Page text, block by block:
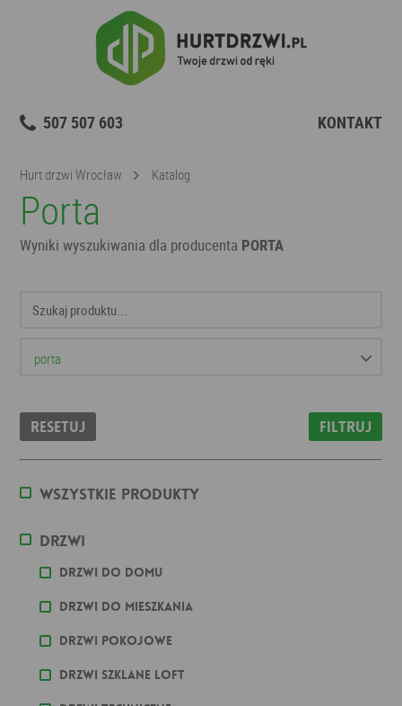
507 507 603 KONTAKT
Hurt drzwi Wrocław Katalog
Porta
Wyniki wyszukiwania dla producenta PORTA
Resetuj Filtruj
Wszystkie produkty
Drzwi
Drzwi do domu
Drzwi do mieszkania
Drzwi pokojowe
Drzwi szklane loft